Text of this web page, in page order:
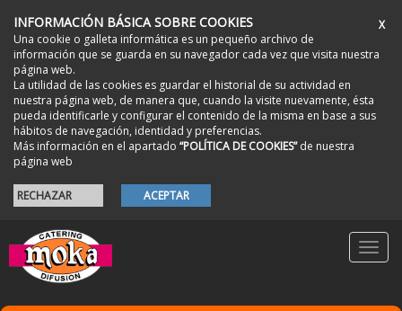
X
INFORMACIÓN BÁSICA SOBRE COOKIES
Una cookie o galleta informática es un pequeño archivo de
información que se guarda en su navegador cada vez que visita nuestra
página web.
La utilidad de las cookies es guardar el historial de su actividad en
nuestra página web, de manera que, cuando la visite nuevamente, ésta
pueda identificarle y configurar el contenido de la misma en base a sus
hábitos de navegación, identidad y preferencias.
Más información en el apartado “POLÍTICA DE COOKIES”de nuestra
página web
RECHAZAR ACEPTAR